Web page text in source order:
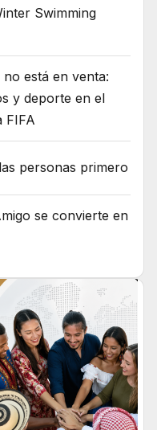
Swimming
está en venta:
y deporte en el
FIFA
personas primero
se convierte en